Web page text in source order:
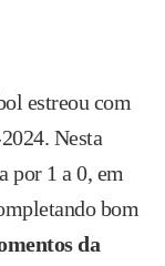
estreou com
Nesta
por 1 a 0, em
bom
da